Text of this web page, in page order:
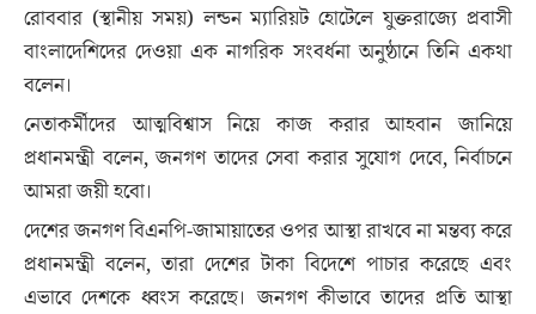
রোববার (স্থানীয় সময়) লন্ডন ম্যারিয়ট হোটেলে যুক্তরাজ্যে প্রবাসী
বাংলাদেশিদের দেওয়া এক নাগরিক সংবর্ধনা অনুষ্ঠানে তিনি একথা
বলেন।
নেতাকর্মীদের আত্মবিশ্বাস নিয়ে কাজ করার আহবান জানিয়ে
প্রধানমন্ত্রী বলেন, জনগণ তাদের সেবা করার সুযোগ দেবে, নির্বাচনে
আমরা জয়ী হবো।
দেশের জনগণ বিএনপি-জামায়াতের ওপর আস্থা রাখবে না মন্তব্য করে
প্রধানমন্ত্রী বলেন, তারা দেশের টাকা বিদেশে পাচার করেছে এবং
এভাবে দেশকে ধ্বংস করেছে। জনগণ কীভাবে তাদের প্রতি আস্থা